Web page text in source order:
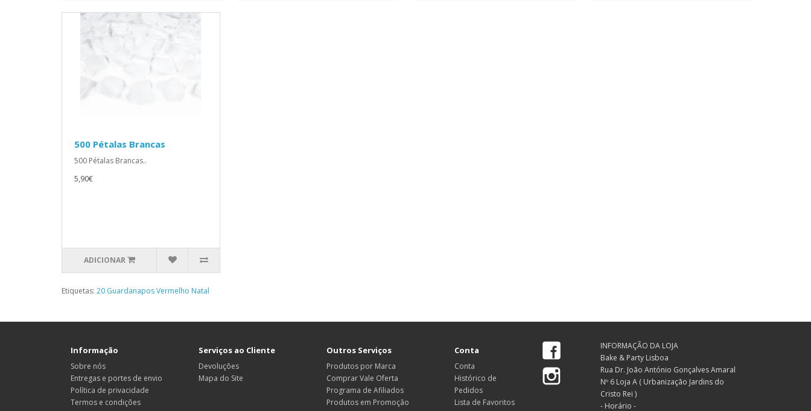
500 Pétalas Brancas
500 Pétalas Brancas..
5,90€
ADICIONAR
Etiquetas: 20 Guardanapos Vermelho Natal
Informação
Sobre nós
Entregas e portes de envio
Política de privacidade
Termos e condições
Serviços ao Cliente
Devoluções
Mapa do Site
Outros Serviços
Produtos por Marca
Comprar Vale Oferta
Programa de Afiliados
Produtos em Promoção
Conta
Conta
Histórico de
Pedidos
Lista de Favoritos
INFORMAÇÃO DA LOJA
Bake & Party Lisboa
Rua Dr. João António Gonçalves Amaral
Nº 6 Loja A ( Urbanização Jardins do
Cristo Rei )
- Horário -